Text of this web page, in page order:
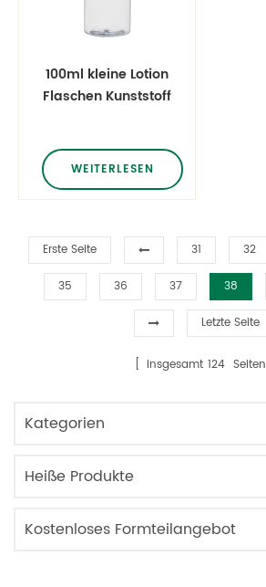
100ml kleine Lotion
Flaschen Kunststoff
WEITERLESEN
Erste Seite 31 32
35 36 37 38
Letzte Seite
insgesamt 124 Seiten
Kategorien
Heiße Produkte
Kostenloses Formteilangebot